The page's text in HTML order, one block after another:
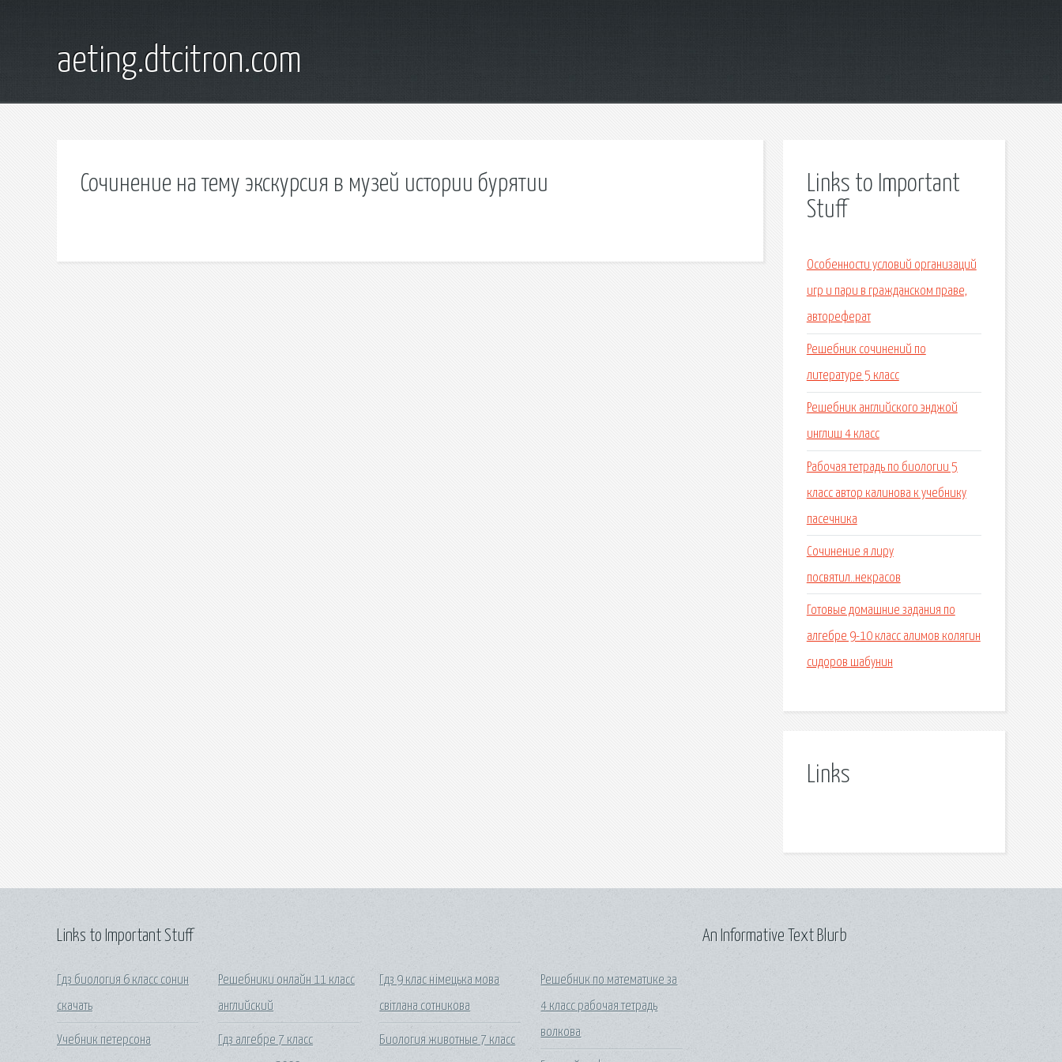
aeting.dtcitron.com
Сочинение на тему экскурсия в музей истории бурятии
Links to Important
Stuff
Особенности условий организаций
игр и пари в гражданском праве,
автореферат
Решебник сочинений по
литературе 5 класс
Решебник английского энджой
инглиш 4 класс
Рабочая тетрадь по биологии 5
класс автор калинова к учебнику
пасечника
Сочинение я лиру
посвятил..некрасов
Готовые домашние задания по
алгебре 9-10 класс алимов колягин
сидоров шабунин
Links
Links to Important Stuff
Гдз биология 6 класс сонин
скачать
Учебник петерсона
Решебники онлайн 11 класс
английский
Гдз алгебре 7 класс
Гдз 9 клас німецька мова
світлана сотникова
Биология животные 7 класс
Решебник по математике за
4 класс рабочая тетрадь
волкова
An Informative Text Blurb